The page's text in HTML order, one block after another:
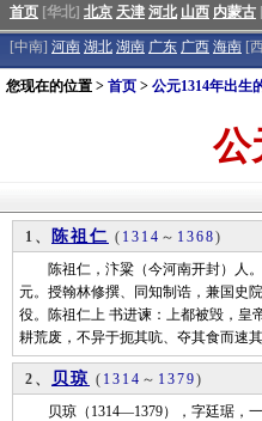
首页 [华北] 北京 天津 河北 山西 内蒙古
[中南] 河南 湖北 湖南 广东 广西 海南 [
您现在的位置 > 首页 > 公元1314年出生
公
1、 陈祖仁 ( 1314 ～ 1368)
陈祖仁，汴粱（今河南开封）人。
元。授翰林修撰、同知制诰，兼国史
役。陈祖仁上 书进谏：上都被毁，皇
耕荒废，不异于扼其吭、夺其食而速
2、 贝琼 ( 1314 ～ 1379)
贝琼（1314—1379），字廷琚，一